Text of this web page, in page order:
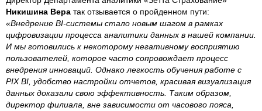
Никишина Вера так отзывается о пройденном пути:
«Внедрение BI-системы стало новым шагом в рамках
цифровизации процесса аналитики данных в нашей компании.
И мы готовились к некоторому негативному восприятию
пользователей, которое часто сопровождает процесс
внедрения инноваций. Однако легкость обучения работе с
PIX BI, удобство настройки отчетов, красивая визуализация
данных доказали свою эффективность. Таким образом,
директор филиала, вне зависимости от часового пояса,